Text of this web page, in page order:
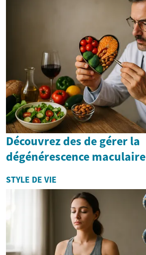
Découvrez des de gérer la
dégénérescence maculaire
STYLE DE VIE